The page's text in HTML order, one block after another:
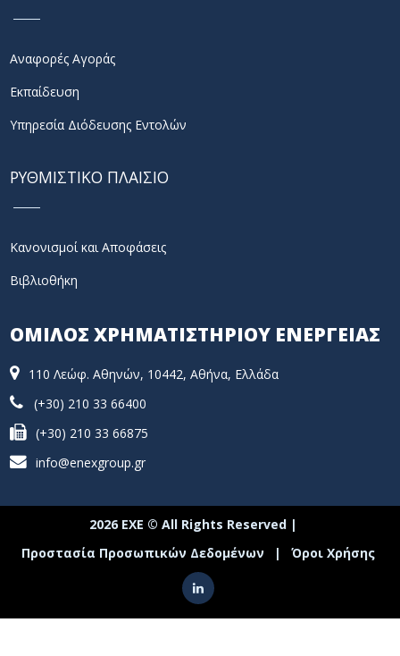
Αναφορές Αγοράς
Εκπαίδευση
Υπηρεσία Διόδευσης Εντολών
ΡΥΘΜΙΣΤΙΚΟ ΠΛΑΙΣΙΟ
Κανονισμοί και Αποφάσεις
Βιβλιοθήκη
ΟΜΙΛΟΣ ΧΡΗΜΑΤΙΣΤΗΡΙΟΥ ΕΝΕΡΓΕΙΑΣ
110 Λεώφ. Αθηνών, 10442, Αθήνα, Ελλάδα
(+30) 210 33 66400
(+30) 210 33 66875
info@enexgroup.gr
2026 ΕΧΕ © All Rights Reserved |
Προστασία Προσωπικών Δεδομένων
| Όροι Χρήσης